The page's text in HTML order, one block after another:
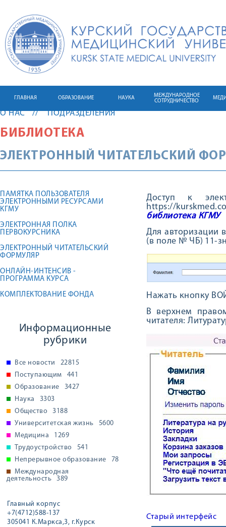
ГЛАВНАЯ ОБРАЗОВАНИЕ НАУКА
МЕЖДУНАРОДНОЕ
СОТРУДНИЧЕСТВО
О НАС ПОДРАЗДЕЛЕНИЯ
БИБЛИОТЕКА
ЭЛЕКТРОННЫЙ ЧИТАТЕЛЬСКИЙ
ПАМЯТКА ПОЛЬЗОВАТЕЛЯ
ЭЛЕКТРОННЫМИ РЕСУРСАМИ
КГМУ
ЭЛЕКТРОННАЯ ПОЛКА
ПЕРВОКУРСНИКА
ЭЛЕКТРОННЫЙ ЧИТАТЕЛЬСКИЙ
ФОРМУЛЯР
ОНЛАЙН-ИНТЕНСИВ -
ПРОГРАММА КУРСА
КОМПЛЕКТОВАНИЕ ФОНДА
Информационные
рубрики
Все новости
22815
Поступающим
441
Образование
3427
Наука
3303
Общество
3188
Университетская жизнь
5600
Медицина
1269
Трудоустройство
541
Непрерывное образование
78
Международная
деятельность
389
Главный корпус
+7(4712)588-137
305041 К.Маркса,3, г.Курск
Доступ к
https://
библиотека КГМУ
Для авторизации
(в поле № ЧБ) 11-
Нажать кнопку
В верхнем
читателя:
Старый интерфейс